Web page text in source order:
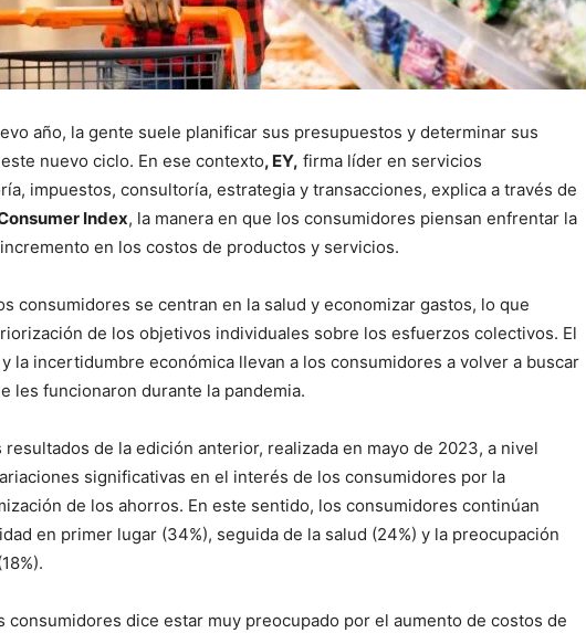
año, la gente suele planificar sus presupuestos y determinar sus
nuevo ciclo. En ese contexto, EY, firma líder en servicios
impuestos, consultoría, estrategia y transacciones, explica a través de
Index, la manera en que los consumidores piensan enfrentar la
en los costos de productos y servicios.
consumidores se centran en la salud y economizar gastos, lo que
de los objetivos individuales sobre los esfuerzos colectivos. El
la incertidumbre económica llevan a los consumidores a volver a buscar
les funcionaron durante la pandemia.
resultados de la edición anterior, realizada en mayo de 2023, a nivel
significativas en el interés de los consumidores por la
de los ahorros. En este sentido, los consumidores continúan
en primer lugar (34%), seguida de la salud (24%) y la preocupación
consumidores dice estar muy preocupado por el aumento de costos de